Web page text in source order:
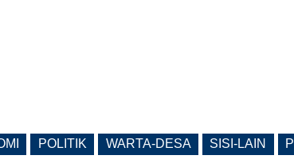
POLITIK WARTA-DESA SISI-LAIN